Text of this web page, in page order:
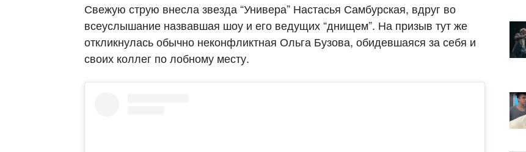
Свежую струю внесла звезда “Универа” Настасья Самбурская, вдруг во
всеуслышание назвавшая шоу и его ведущих “днищем”. На призыв тут же
откликнулась обычно неконфликтная Ольга Бузова, обидевшаяся за себя и
своих коллег по лобному месту.